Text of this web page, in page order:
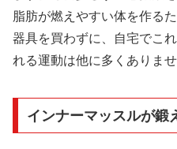
脂肪が燃えやすい体を作る
器具を買わずに、自宅でこ
れる運動は他に多くありませ
インナーマッスルが鍛